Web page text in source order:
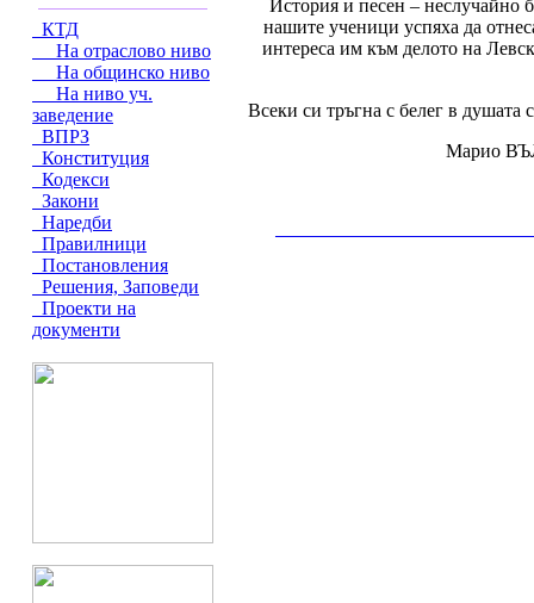
КТД
На отраслово ниво
На общинско ниво
На ниво уч.
заведение
ВПРЗ
Конституция
Кодекси
Закони
Наредби
Правилници
Постановления
Решения, Заповеди
Проекти на
документи
История и песен – неслучайно
нашите ученици успяха да
интереса им към делото на
Всеки си тръгна с белег в душата
Марио